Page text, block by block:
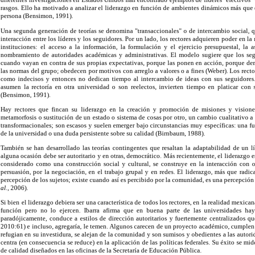
rasgos. Ello ha motivado a analizar el liderazgo en función de ambientes dinámicos más
persona (Bensimon, 1991).
Una segunda generación de teorías se denomina "transaccionales" o de intercambio social,
interacción entre los líderes y los seguidores. Por un lado, los rectores adquieren poder en
instituciones: el acceso a la información, la formulación y el ejercicio presupuestal, la
nombramiento de autoridades académicas y administrativas. El modelo sugiere que los
cuando vayan en contra de sus propias expectativas, porque las ponen en acción, porque
las normas del grupo; obedecen por motivos con arreglo a valores o a fines (Weber). Los
como indecisos y entonces no dedican tiempo al intercambio de ideas con sus
asumen la rectoría en otra universidad o son reelectos, invierten tiempo en platicar con
(Bensimon, 1991).
Hay rectores que fincan su liderazgo en la creación y promoción de misiones y
metamorfosis o sustitución de un estado o sistema de cosas por otro, un cambio cualitativo
transformacionales; son escasos y suelen emerger bajo circunstancias muy específicas: una
de la universidad o una duda persistente sobre su calidad (Birnbaum, 1988).
También se han desarrollado las teorías contingentes que resaltan la adaptabilidad de un
alguna ocasión debe ser autoritario y en otras, democrático. Más recientemente, el liderazgo
considerado como una construcción social y cultural, se construye en la interacción con
persuasión, por la negociación, en el trabajo grupal y en redes. El liderazgo, más que
percepción de los sujetos; existe cuando así es percibido por la comunidad, es una
al., 2006).
Si bien el liderazgo debiera ser una característica de todos los rectores, en la realidad
función pero no lo ejercen. Ibarra afirma que en buena parte de las universidades
paradójicamente, conduce a estilos de dirección autoritarios y fuertemente centralizados
2010:61) e incluso, agregaría, le temen. Algunos carecen de un proyecto académico,
refugian en su investidura, se alejan de la comunidad y son sumisos y obedientes a las
centra (en consecuencia se reduce) en la aplicación de las políticas federales. Su éxito se
de calidad diseñados en las oficinas de la Secretaría de Educación Pública.